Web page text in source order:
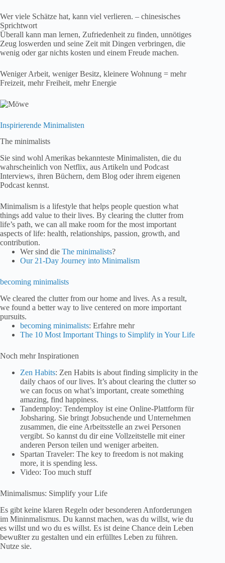
Wer viele Schätze hat, kann viel verlieren. – chinesisches
Sprichtwort
Überall kann man lernen, Zufriedenheit zu finden, unnötiges
Zeug loswerden und seine Zeit mit Dingen verbringen, die
wenig oder gar nichts kosten und einem Freude machen.
Weniger Arbeit, weniger Besitz, kleinere Wohnung = mehr
Freizeit, mehr Freiheit, mehr Energie
Inspirierende Minimalisten
The minimalists
Sie sind wohl Amerikas bekannteste Minimalisten, die du
wahrscheinlich von Netflix, aus Artikeln und Podcast
Interviews, ihren Büchern, dem Blog oder ihrem eigenen
Podcast kennst.
Minimalism is a lifestyle that helps people question what
things add value to their lives. By clearing the clutter from
life’s path, we can all make room for the most important
aspects of life: health, relationships, passion, growth, and
contribution.
Wer sind die The minimalists?
Our 21-Day Journey into Minimalism
becoming minimalists
We cleared the clutter from our home and lives. As a result,
we found a better way to live centered on more important
pursuits.
becoming minimalists: Erfahre mehr
The 10 Most Important Things to Simplify in Your Life
Noch mehr Inspirationen
Zen Habits: Zen Habits is about finding simplicity in the
daily chaos of our lives. It’s about clearing the clutter so
we can focus on what’s important, create something
amazing, find happiness.
Tandemploy: Tendemploy ist eine Online-Plattform für
Jobsharing. Sie bringt Jobsuchende und Unternehmen
zusammen, die eine Arbeitsstelle an zwei Personen
vergibt. So kannst du dir eine Vollzeitstelle mit einer
anderen Person teilen und weniger arbeiten.
Spartan Traveler: The key to freedom is not making
more, it is spending less.
Video: Too much stuff
Minimalismus: Simplify your Life
Es gibt keine klaren Regeln oder besonderen Anforderungen
im Mininmalismus. Du kannst machen, was du willst, wie du
es willst und wo du es willst. Es ist deine Chance dein Leben
bewußter zu gestalten und ein erfülltes Leben zu führen.
Nutze sie.